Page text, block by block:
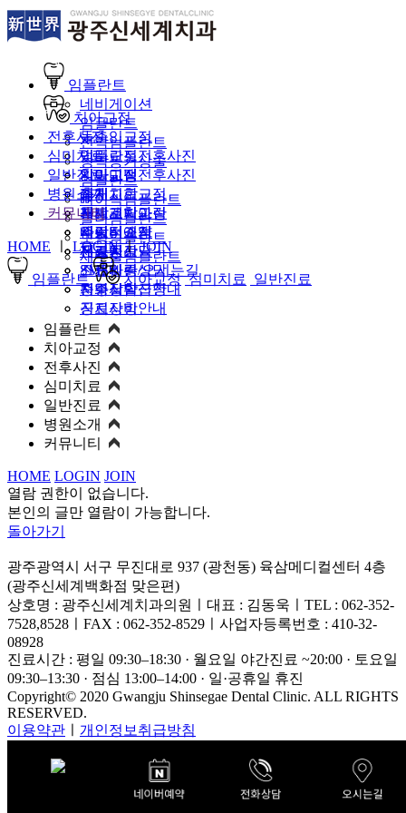
임플란트
네비게이션
임플란트
전악임플란트
상악동거상술
임플란트
뼈이식임플란트
틀니임플란트
보험임플란트
재수술임플란트
치아교정
돌출입교정
덧니교정
앞니교정
과개교합교정
개방교합교정
주걱턱교정
재교정
전후사진
임플란트전후사진
치아교정전후사진
심미치료
치아미백
레진치료
지르코니아
일반진료
충치
틀니
사랑니
신경치료
스케일링
치주질환
병원소개
신세계치과란
의료진소개
진료공간
진료시간/오시는길
증명서발급안내
진료장비안내
커뮤니티
네이버예약
온라인상담
SMS빠른상담
전화상담신청
공지사항
HOME ㅣLOGINㅣJOIN
임플란트 치아교정 심미치료 일반진료
임플란트
치아교정
전후사진
심미치료
일반진료
병원소개
커뮤니티
HOME LOGIN JOIN
열람 권한이 없습니다.
본인의 글만 열람이 가능합니다.
돌아가기
광주광역시 서구 무진대로 937 (광천동) 육삼메디컬센터 4층
(광주신세계백화점 맞은편)
상호명 : 광주신세계치과의원ㅣ대표 : 김동욱ㅣTEL : 062-352-
7528,8528ㅣFAX : 062-352-8529ㅣ사업자등록번호 : 410-32-
08928
진료시간 : 평일 09:30–18:30 · 월요일 야간진료 ~20:00 · 토요일
09:30–13:30 · 점심 13:00–14:00 · 일·공휴일 휴진
Copyright© 2020 Gwangju Shinsegae Dental Clinic. ALL RIGHTS
RESERVED.
이용약관
개인정보취급방침